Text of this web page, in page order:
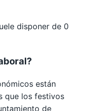
disponer de 0
están
que los festivos
de